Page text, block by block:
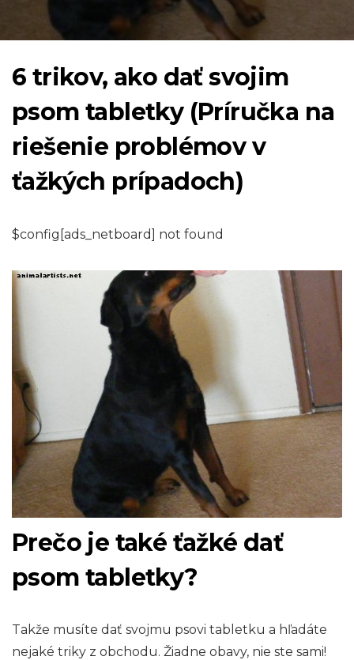
6 trikov, ako dať svojim
psom tabletky (Príručka na
riešenie problémov v
ťažkých prípadoch)
$config[ads_netboard] not found
Prečo je také ťažké dať
psom tabletky?
Takže musíte dať svojmu psovi tabletku a hľadáte
nejaké triky z obchodu. Žiadne obavy, nie ste sami!